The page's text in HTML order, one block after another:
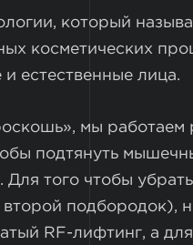
который
косметических
естественные лица.
мы работаем
подтянуть
Для того чтобы
подбородок),
RF-лифтинг, а